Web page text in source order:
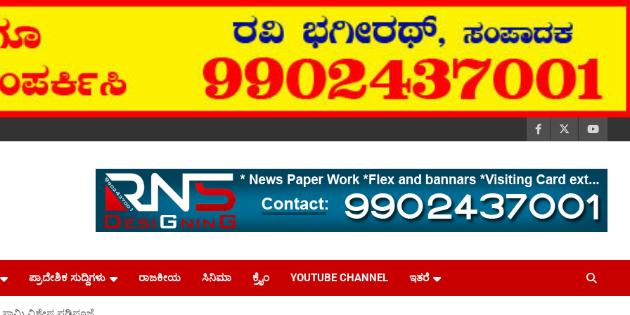
ಪ್ರಾದೇಶಿಕ ಸುದ್ದಿಗಳು ರಾಜಕೀಯ ಸಿನಿಮಾ ಕ್ರೈಂ YOUTUBE CHANNEL ಇತರೆ